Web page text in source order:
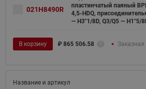
021H8490R
пластинчатый паяный
4,5-HDQ,
— H3"1/8D, Q3/Q5 — H1"5/
В корзину ₽ 865 506.58